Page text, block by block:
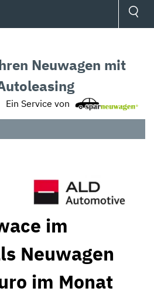
Neuwagen mit
Ein Service von
im
Neuwagen
im Monat